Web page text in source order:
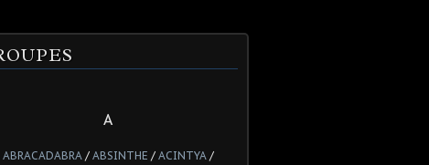
A
ABRACADABRA/ ABSINTHE / ACINTYA/